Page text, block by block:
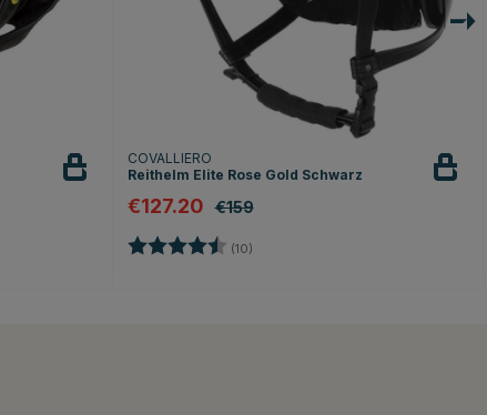
COVALLIERO
Reithelm Elite Rose Gold Schwarz
€127.20 €159
Bewertung: (10)